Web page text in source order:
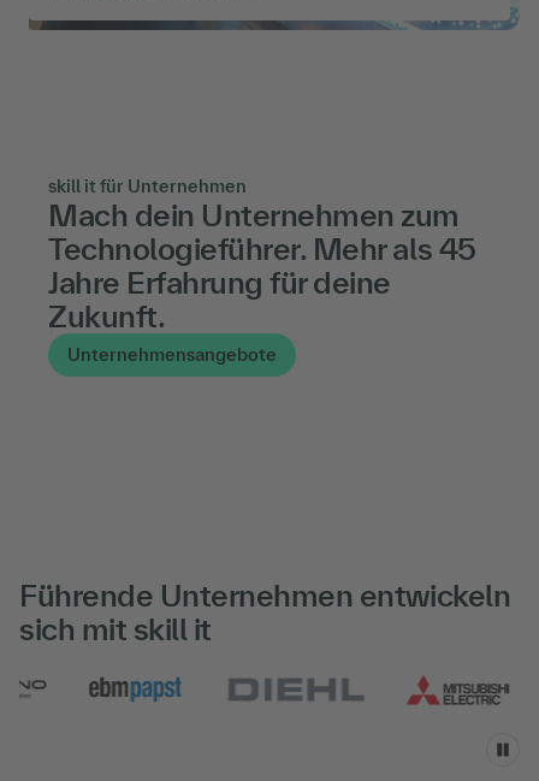
skill it für Unternehmen
Mach dein Unternehmen zum
Technologie­führer. Mehr als 45
Jahre Erfahrung für deine
Zukunft.
Unternehmensangebote
Führende Unternehmen entwickeln
sich mit skill it